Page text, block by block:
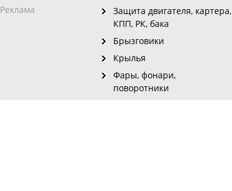
Защита двигателя, картера,
КПП, РК, бака
Брызговики
Крылья
Фары, фонари,
поворотники
Реклама